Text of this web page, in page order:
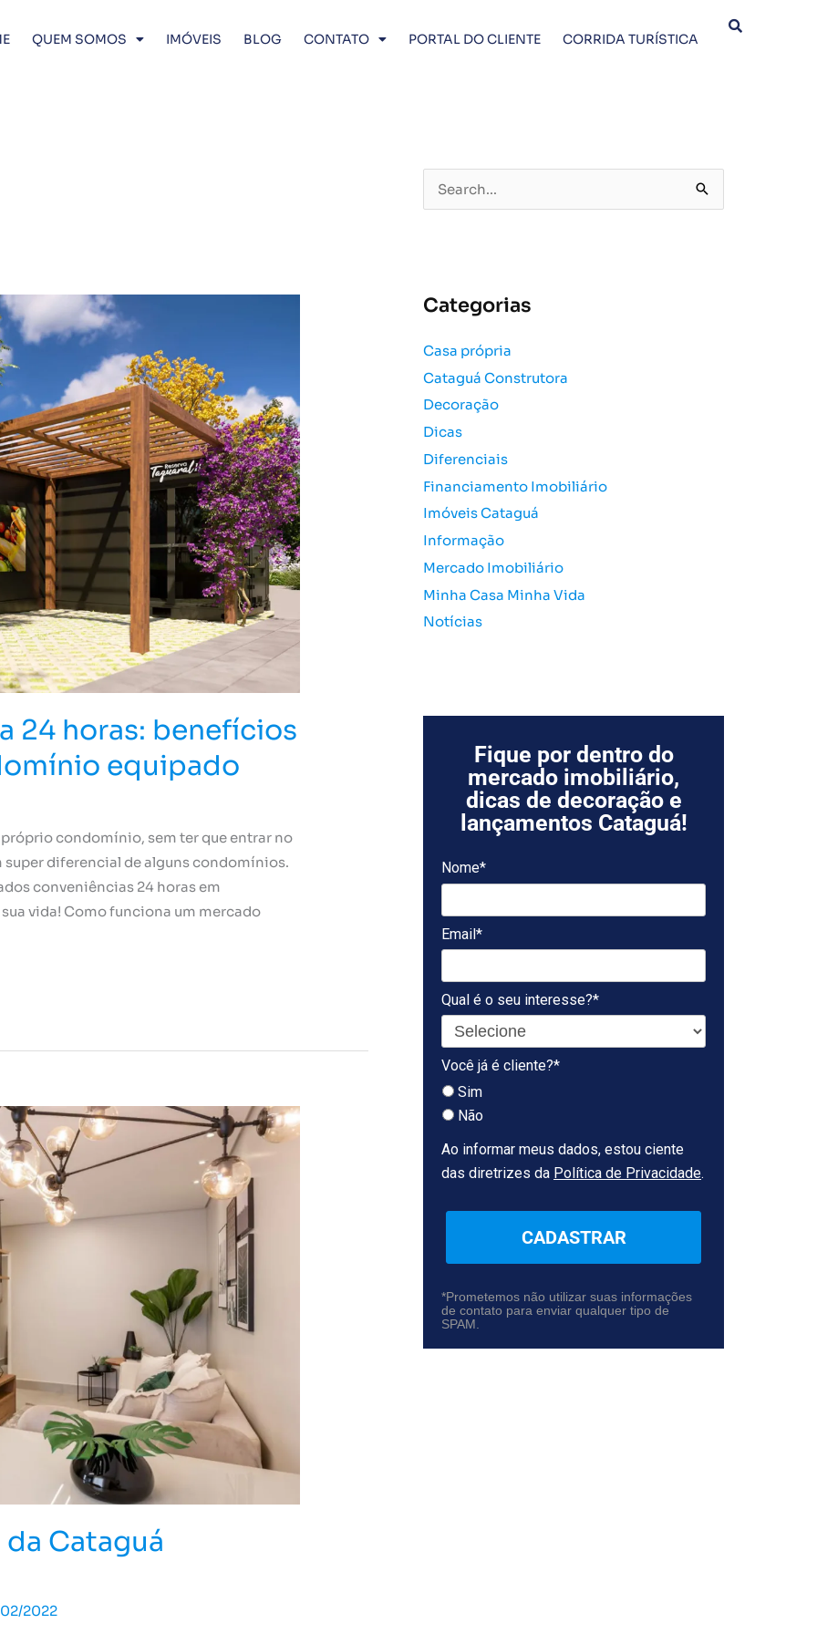
QUEM SOMOS IMÓVEIS BLOG CONTATO PORTAL DO CLIENTE CORRIDA TURÍSTICA
24 horas: benefícios
equipado
condomínio, sem ter que entrar no
super diferencial de alguns condomínios.
conveniências 24 horas em
vida! Como funciona um mercado
Cataguá
2022
e
i
a
r
p
o
r
Categorias
Casa própria
Cataguá Construtora
Decoração
Dicas
Diferenciais
Financiamento Imobiliário
Imóveis Cataguá
Informação
Mercado Imobiliário
Minha Casa Minha Vida
Notícias
Fique por dentro do
mercado imobiliário,
dicas de decoração e
lançamentos Cataguá!
Nome*
Email*
Qual é o seu interesse?*
Você já é cliente?*
Sim
Não
Ao informar meus dados, estou ciente
das diretrizes da Política de Privacidade.
CADASTRAR
*Prometemos não utilizar suas informações
de contato para enviar qualquer tipo de
SPAM.